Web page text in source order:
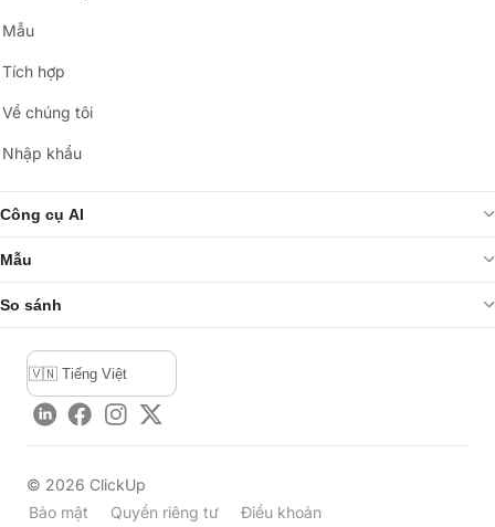
Mẫu
Tích hợp
Về chúng tôi
Nhập khẩu
Công cụ AI
Mẫu
So sánh
LinkedInFacebook
Instagram
Twitter
© 2026 ClickUp
Bảo mật
Quyền riêng tư Điều khoản